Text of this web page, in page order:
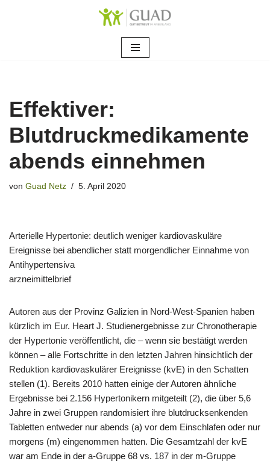
Effektiver:
Blutdruckmedikamente
abends einnehmen
von Guad Netz 5. April 2020
Arterielle Hypertonie: deutlich weniger kardiovaskuläre
Ereignisse bei abendlicher statt morgendlicher Einnahme von
Antihypertensiva
arzneimittelbrief
Autoren aus der Provinz Galizien in Nord-West-Spanien haben
kürzlich im Eur. Heart J. Studienergebnisse zur Chronotherapie
der Hypertonie veröffentlicht, die – wenn sie bestätigt werden
können – alle Fortschritte in den letzten Jahren hinsichtlich der
Reduktion kardiovaskulärer Ereignisse (kvE) in den Schatten
stellen (1). Bereits 2010 hatten einige der Autoren ähnliche
Ergebnisse bei 2.156 Hypertonikern mitgeteilt (2), die über 5,6
Jahre in zwei Gruppen randomisiert ihre blutdrucksenkenden
Tabletten entweder nur abends (a) vor dem Einschlafen oder nur
morgens (m) eingenommen hatten. Die Gesamtzahl der kvE
war am Ende in der a-Gruppe 68 vs. 187 in der m-Gruppe